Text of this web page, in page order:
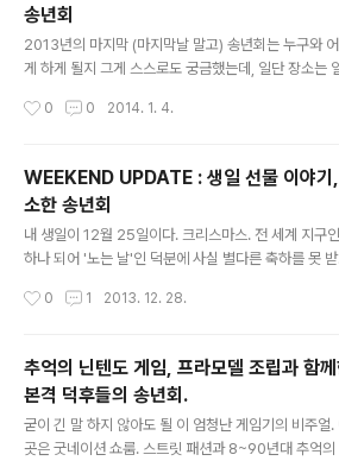
송년회
2013년의 마지막 (마지막날 말고) 송년회는 누구와
게 하게 될지 그게 스스로도 궁금했는데, 일단 장소는
이 있는데, 상호에서 알 수 있듯 기본적인 컨셉이 1988
이 있는 내게는 그 어느때 보다 특별한 해이기도 하지.
블로그에 글을 쓰며 '곧 메뉴가 리뉴얼 된다'고 했었는
번에 가보니 정말 리뉴얼 되어 있었다. 일단 메뉴판에 기
에 없던 사진이 추가 된 것 부터가 느낌 뙇! (확실히 사진
있어야 이해가 빨리 됨) 그때 내 눈을 사로잡은 이건 뭐
네 메뉴에 +_+ 호돌이 뒤로 돈 센스 암튼 그래서 88파..
0 0 2014. 1. 4.
WEEKEND UPDATE : 생일 선물 이야기
소한 송년회
내 생일이 12월 25일이다. 크리스마스. 전 세계 지구인
하나 되어 '노는 날'인 덕분에 사실 별다른 축하를 못 받
아니고, 다 이해한다. 아무튼 생일 파티는 그런 이유들로
물이나 사주는 편이었는데 유독 올해에는 감사하게도
을 보내주신 분들이 계셔서 황송하게 받고 그랬다. 그
내가 샀던 것들이랑 섞어서 간단하게 소개 좀 할까 한다.
건 내가 산거. 사실 뭐 생일 선물로 산 건 아니고 (이걸
이라고 사면 내가 진짜 정신 나간거지 ㅋㅋㅋㅋ) 구입
0 1 2013. 12. 28.
추억의 닌텐도 게임, 프라모델 조립과 함
본격 덕후들의 송년회.
굳이 긴 말 하지 않아도 될 이 엄청난 게임기의 비주얼.
곳은 굿네이션 쇼룸. 스트릿 패션과 8~90년대 추억의